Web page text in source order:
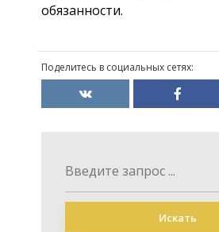
обязанности.
Поделитесь в социальных сетях:
Искать